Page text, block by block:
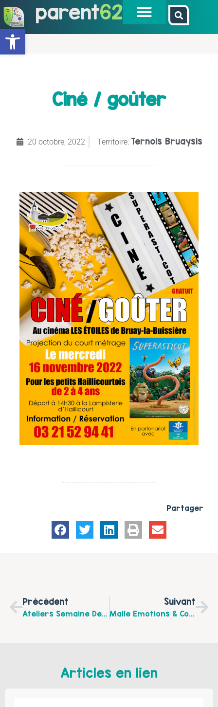
Ouvrir la barre d’outils
parent62
Ciné / goûter
20 octobre, 2022 Territoire: Ternois Bruaysis
Partager
Précédent
Ateliers Semaine De La Parentalité
Suivant
Malle Emotions & Communication
Articles en lien